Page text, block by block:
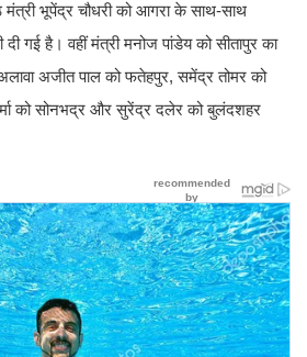
मंत्री भूपेंद्र चौधरी को आगरा के साथ-साथ
गई है। वहीं मंत्री मनोज पांडेय को सीतापुर का
अजीत पाल को फतेहपुर, समेंद्र तोमर को
को सोनभद्र और सुरेंद्र दलेर को बुलंदशहर